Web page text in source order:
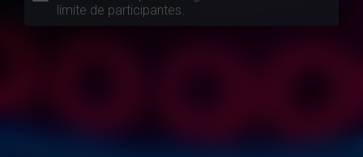
límite de participantes.